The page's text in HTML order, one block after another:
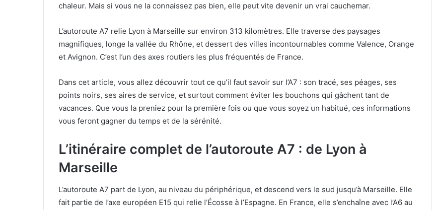
chaleur. Mais si vous ne la connaissez pas bien, elle peut vite devenir un vrai cauchemar.
L’autoroute A7 relie Lyon à Marseille sur environ 313 kilomètres. Elle traverse des paysages
magnifiques, longe la vallée du Rhône, et dessert des villes incontournables comme Valence, Orange
et Avignon. C’est l’un des axes routiers les plus fréquentés de France.
Dans cet article, vous allez découvrir tout ce qu’il faut savoir sur l’A7 : son tracé, ses péages, ses
points noirs, ses aires de service, et surtout comment éviter les bouchons qui gâchent tant de
vacances. Que vous la preniez pour la première fois ou que vous soyez un habitué, ces informations
vous feront gagner du temps et de la sérénité.
L’itinéraire complet de l’autoroute A7 : de Lyon à
Marseille
L’autoroute A7 part de Lyon, au niveau du périphérique, et descend vers le sud jusqu’à Marseille. Elle
fait partie de l’axe européen E15 qui relie l’Écosse à l’Espagne. En France, elle s’enchaîne avec l’A6 au